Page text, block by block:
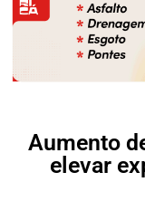
Aumento
elevar